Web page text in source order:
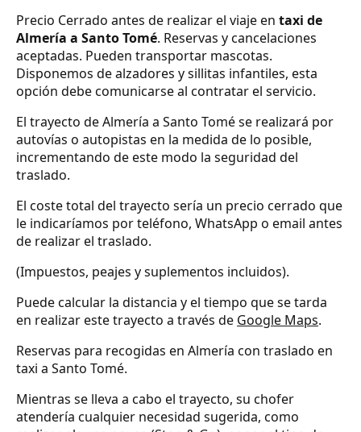
Precio Cerrado antes de realizar el viaje en taxi de
Almería a Santo Tomé. Reservas y cancelaciones
aceptadas. Pueden transportar mascotas.
Disponemos de alzadores y sillitas infantiles, esta
opción debe comunicarse al contratar el servicio.
El trayecto de Almería a Santo Tomé se realizará por
autovías o autopistas en la medida de lo posible,
incrementando de este modo la seguridad del
traslado.
El coste total del trayecto sería un precio cerrado que
le indicaríamos por teléfono, WhatsApp o email antes
de realizar el traslado.
(Impuestos, peajes y suplementos incluidos).
Puede calcular la distancia y el tiempo que se tarda
en realizar este trayecto a través de Google Maps.
Reservas para recogidas en Almería con traslado en
taxi a Santo Tomé.
Mientras se lleva a cabo el trayecto, su chofer
atendería cualquier necesidad sugerida, como